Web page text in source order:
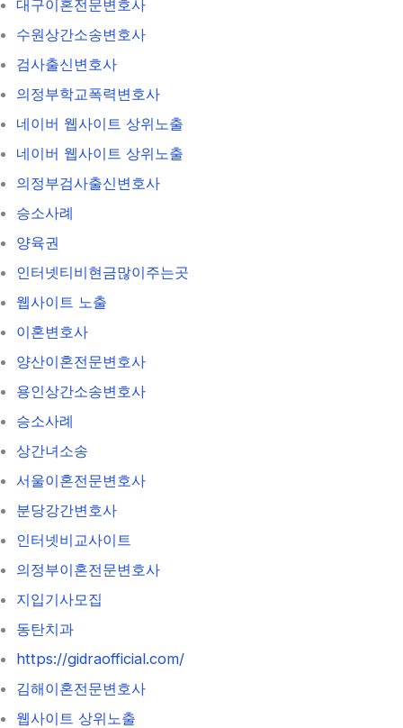
대구이혼전문변호사
수원상간소송변호사
검사출신변호사
의정부학교폭력변호사
네이버 웹사이트 상위노출
네이버 웹사이트 상위노출
의정부검사출신변호사
승소사례
양육권
인터넷티비현금많이주는곳
웹사이트 노출
이혼변호사
양산이혼전문변호사
용인상간소송변호사
승소사례
상간녀소송
서울이혼전문변호사
분당강간변호사
인터넷비교사이트
의정부이혼전문변호사
지입기사모집
동탄치과
https://gidraofficial.com/
김해이혼전문변호사
웹사이트 상위노출